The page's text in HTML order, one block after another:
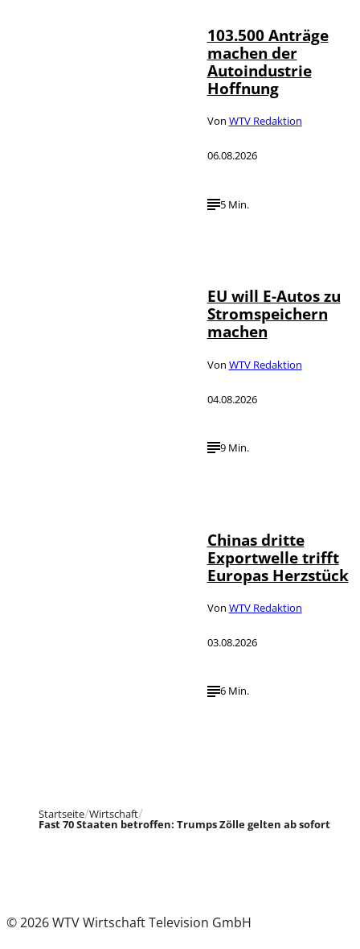
103.500 Anträge
machen der
Autoindustrie
Hoffnung
Von WTV Redaktion
06.08.2026
5 Min.
EU will E-Autos zu
Stromspeichern
machen
Von WTV Redaktion
04.08.2026
9 Min.
Chinas dritte
Exportwelle trifft
Europas Herzstück
Von WTV Redaktion
03.08.2026
6 Min.
Startseite Wirtschaft
Fast 70 Staaten betroffen: Trumps Zölle gelten ab sofort
© 2026 WTV Wirtschaft Television GmbH